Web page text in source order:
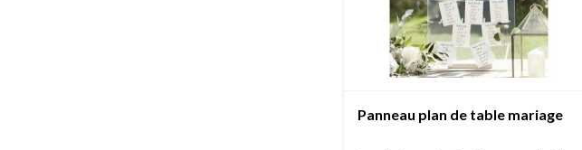
Panneau plan de table mariage